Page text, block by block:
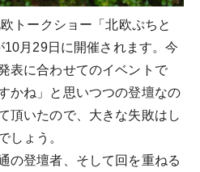
トークショー「北欧ぷちと
10月29日に開催されます。今
表に合わせてのイベントで
かね」と思いつつの登壇なの
頂いたので、大きな失敗はし
しょう。
の登壇者、そして回を重ねる